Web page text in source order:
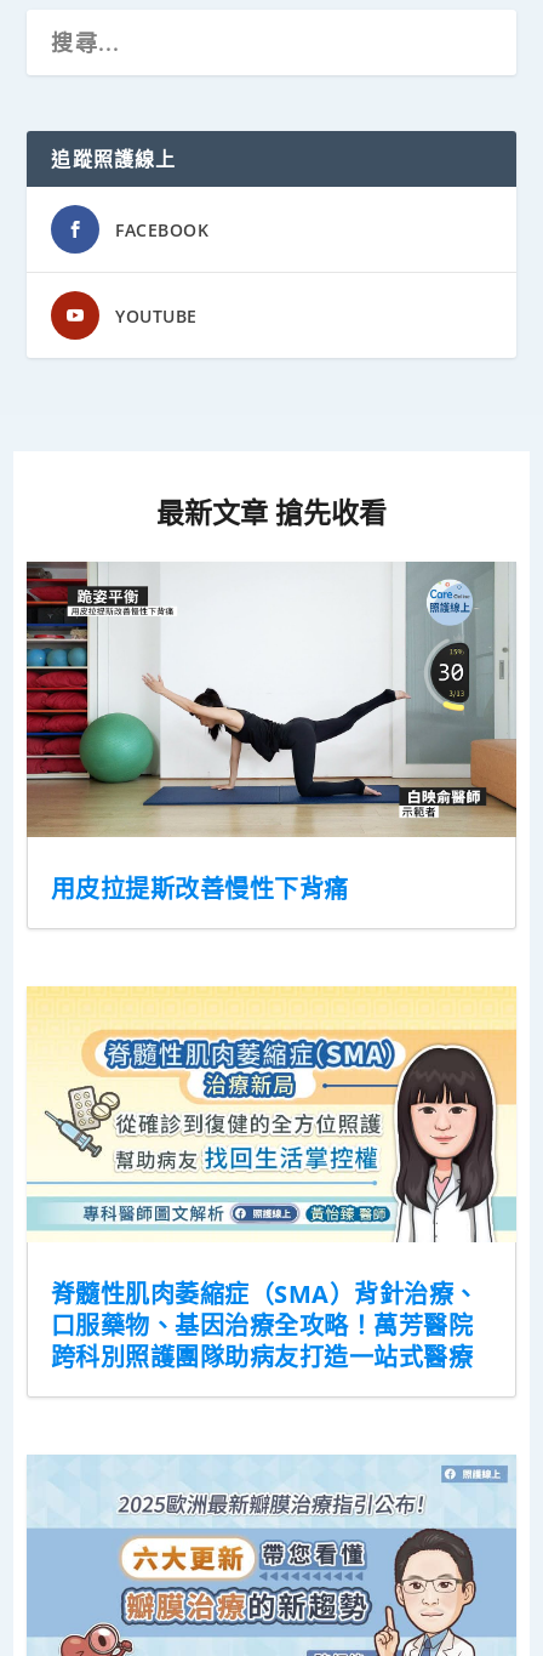
追蹤照護線上
FACEBOOK
YOUTUBE
最新文章 搶先收看
用皮拉提斯改善慢性下背痛
脊髓性肌肉萎縮症（SMA）背針治療、
口服藥物、基因治療全攻略！萬芳醫院
跨科別照護團隊助病友打造一站式醫療